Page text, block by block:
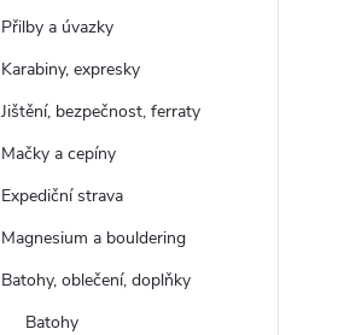
Přilby a úvazky
Karabiny, expresky
Jištění, bezpečnost, ferraty
Mačky a cepíny
Expediční strava
Magnesium a bouldering
Batohy, oblečení, doplňky
Batohy